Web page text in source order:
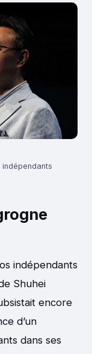
indépendants
indépendants
Shuhei
encore
d’un
dans ses